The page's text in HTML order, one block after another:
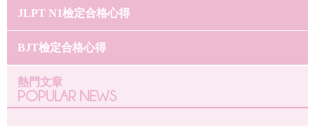
JLPT N1檢定合格心得
BJT檢定合格心得
熱門文章
POPULAR NEWS